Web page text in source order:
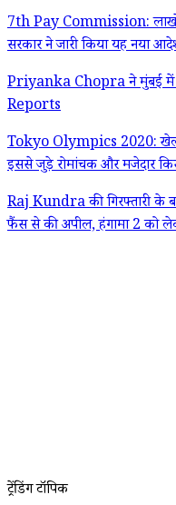
7th Pay Commission: लाखों
सरकार ने जारी किया यह नया
Priyanka Chopra ने मुंबई में
Reports
Tokyo Olympics 2020:
इससे जुड़े रोमांचक और मजेदार
Raj Kundra की गिरफ्तारी के
फैंस से की अपील, हंगामा 2 को
ट्रेंडिंग टॉपिक